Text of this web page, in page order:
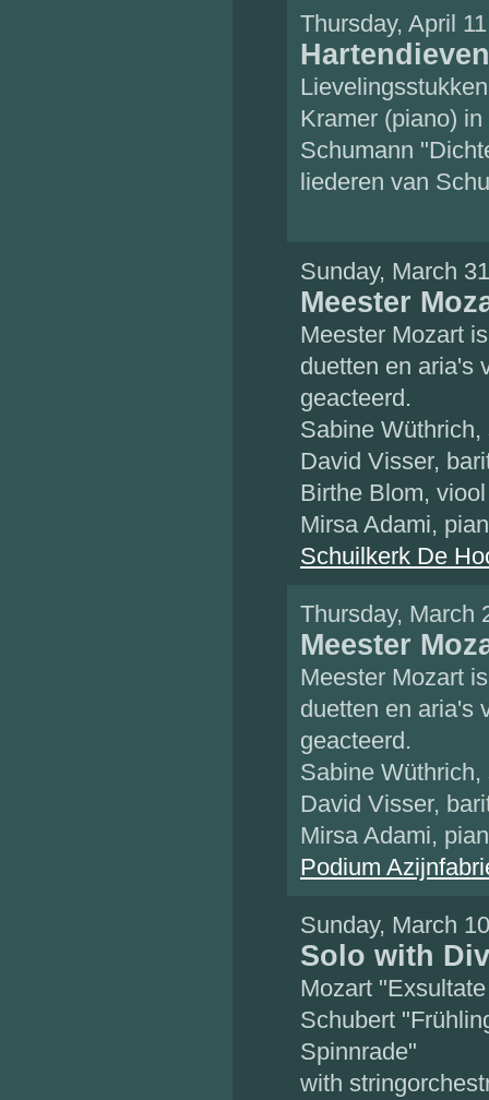
Thursday, April
Hartendieven
Kramer (piano)
Schumann
liederen van
Sunday, March
Meester
Meester Mozart
duetten en aria's
geacteerd.
Sabine Wüthrich,
David Visser,
Birthe Blom, viool
Mirsa Adami,
Schuilkerk De
Thursday, March
Meester
Meester Mozart
duetten en aria's
geacteerd.
Sabine Wüthrich,
David Visser,
Mirsa Adami,
Podium
Sunday, March
Solo with
Mozart
Schubert
Spinnrade"
with